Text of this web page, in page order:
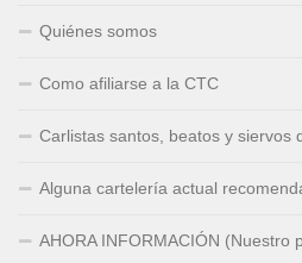
Quiénes somos
Como afiliarse a la CTC
Carlistas santos, beatos y siervos
Alguna cartelería actual
AHORA INFORMACIÓN (Nuestro